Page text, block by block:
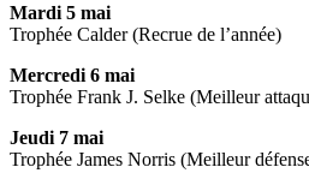
Mardi 5 mai
Trophée Calder (Recrue de l’année)
Mercredi 6 mai
Trophée Frank J. Selke (Meilleur
Jeudi 7 mai
Trophée James Norris (Meilleur